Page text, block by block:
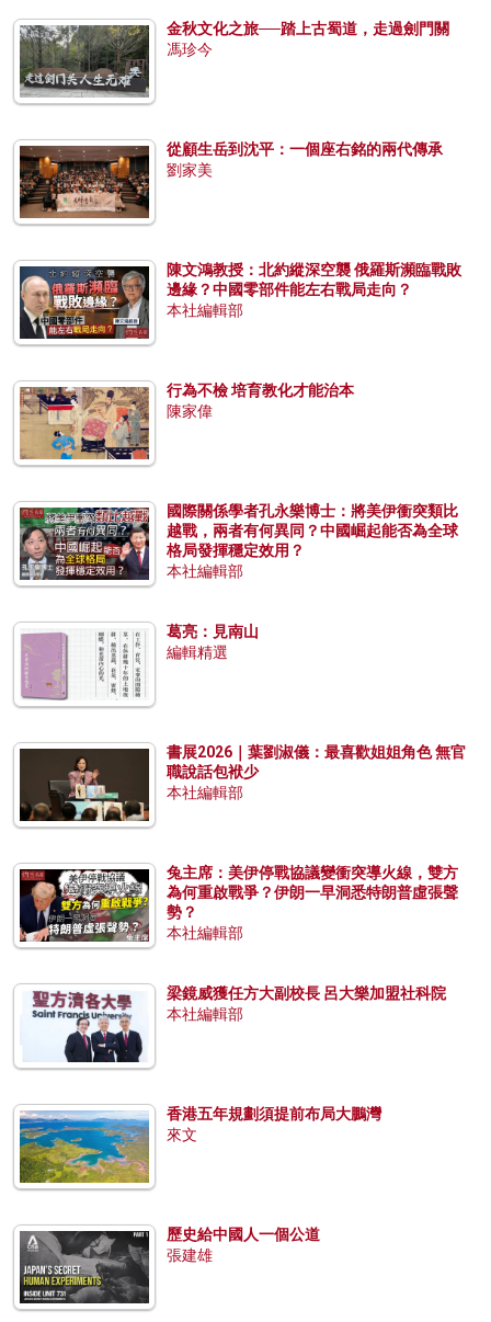
金秋文化之旅──踏上古蜀道，走過劍門關
馮珍今
從顧生岳到沈平：一個座右銘的兩代傳承
劉家美
陳文鴻教授：北約縱深空襲 俄羅斯瀕臨戰敗
邊緣？中國零部件能左右戰局走向？
本社編輯部
行為不檢 培育教化才能治本
陳家偉
國際關係學者孔永樂博士：將美伊衝突類比
越戰，兩者有何異同？中國崛起能否為全球
格局發揮穩定效用？
本社編輯部
葛亮：見南山
編輯精選
書展2026｜葉劉淑儀：最喜歡姐姐角色 無官
職說話包袱少
本社編輯部
兔主席：美伊停戰協議變衝突導火線，雙方
為何重啟戰爭？伊朗一早洞悉特朗普虛張聲
勢？
本社編輯部
梁鏡威獲任方大副校長 呂大樂加盟社科院
本社編輯部
香港五年規劃須提前布局大鵬灣
來文
歷史給中國人一個公道
張建雄